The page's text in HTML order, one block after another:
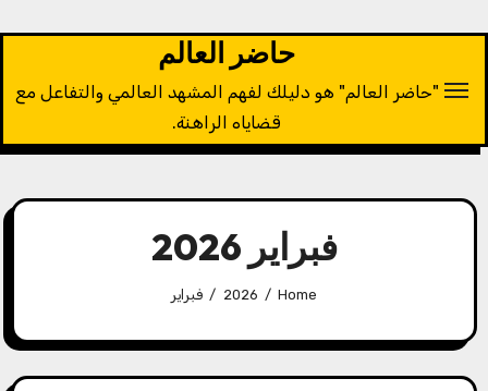
حاضر العالم
"حاضر العالم" هو دليلك لفهم المشهد العالمي والتفاعل مع
قضاياه الراهنة.
فبراير 2026
Home
2026 فبراير